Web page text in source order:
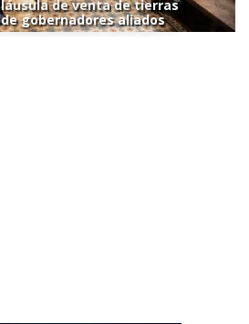
de venta de tierras
gobernadores aliados